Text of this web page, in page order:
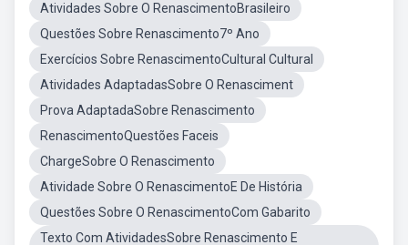
Atividades Sobre O RenascimentoBrasileiro
Questões Sobre Renascimento7º Ano
Exercícios Sobre RenascimentoCultural Cultural
Atividades AdaptadasSobre O Renasciment
Prova AdaptadaSobre Renascimento
RenascimentoQuestões Faceis
ChargeSobre O Renascimento
Atividade Sobre O RenascimentoE De História
Questões Sobre O RenascimentoCom Gabarito
Texto Com AtividadesSobre Renascimento E